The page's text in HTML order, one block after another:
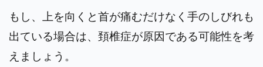
もし、上を向くと首が痛むだけなく手のしびれも
出ている場合は、頚椎症が原因である可能性を考
えましょう。